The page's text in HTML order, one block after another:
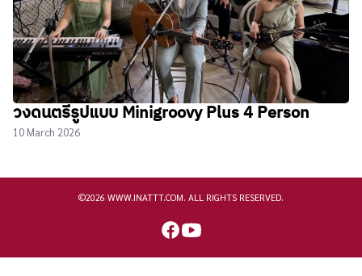
วงดนตรีรูปแบบ Minigroovy Plus 4 Person
10 March 2026
©2026 WWW.INATTT.COM. ALL RIGHTS RESERVED.